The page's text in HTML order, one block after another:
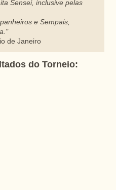
Sensei, inclusive pelas
e Sempais,
de Janeiro
do Torneio: